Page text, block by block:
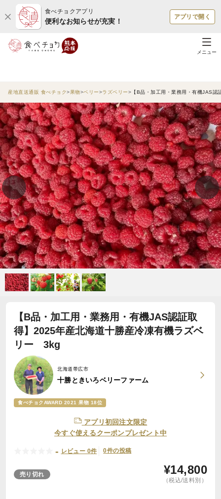
食べチョクアプリ
便利なお知らせが充実！
アプリで開く
メニュー
産地直送通販 食べチョク 果物 ベリー ラズベリー 【B品・加工用・業務用・有機JAS
【B品・加工用・業務用・有機JAS認証取
得】2025年産北海道十勝産冷凍有機ラズベ
リー 3kg
北海道帯広市
十勝ときいろベリーファーム
食べチョクAWARD 2021 果物 18位
アプリ初回注文限定
今すぐ使えるクーポンプレゼント中
- レビュー 0件 0件の投稿
売り切れ ¥14,800
（税込/送料別）